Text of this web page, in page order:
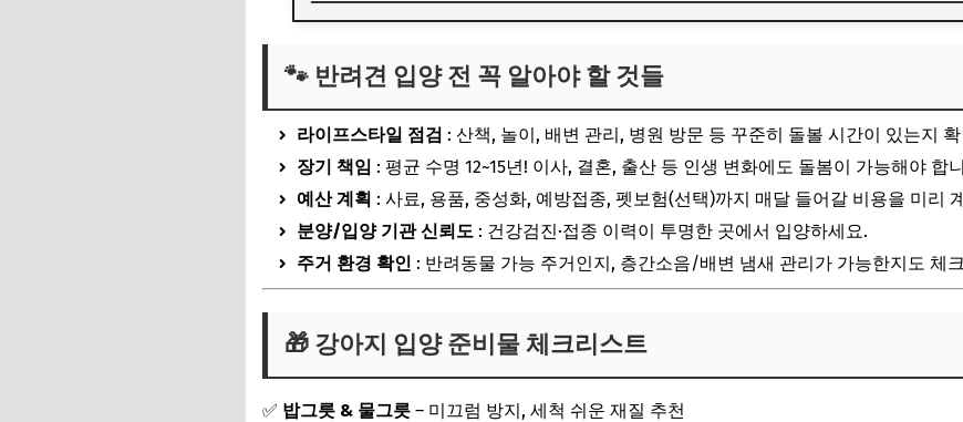
🎁 강아지 입양 준비물 체크리스트
🗓 입양 후 첫 7일 루틴
🐾 반려견 입양 전 꼭 알아야 할 것들
라이프스타일 점검 : 산책, 놀이, 배변 관리, 병원 방문 등 꾸준히 돌볼 시간이 있는지
장기 책임 : 평균 수명 12~15년! 이사, 결혼, 출산 등 인생 변화에도 돌봄이 가능해야 합
예산 계획 : 사료, 용품, 중성화, 예방접종, 펫보험(선택)까지 매달 들어갈 비용을 미리
분양/입양 기관 신뢰도 : 건강검진·접종 이력이 투명한 곳에서 입양하세요.
주거 환경 확인 : 반려동물 가능 주거인지, 층간소음/배변 냄새 관리가 가능한지도 체
🎁 강아지 입양 준비물 체크리스트
✅ 밥그릇 & 물그릇 – 미끄럼 방지, 세척 쉬운 재질 추천